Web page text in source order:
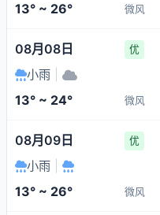
13° ~ 26° 微风
08月08日 优
小雨
13° ~ 24° 微风
08月09日 优
小雨
13° ~ 26° 微风